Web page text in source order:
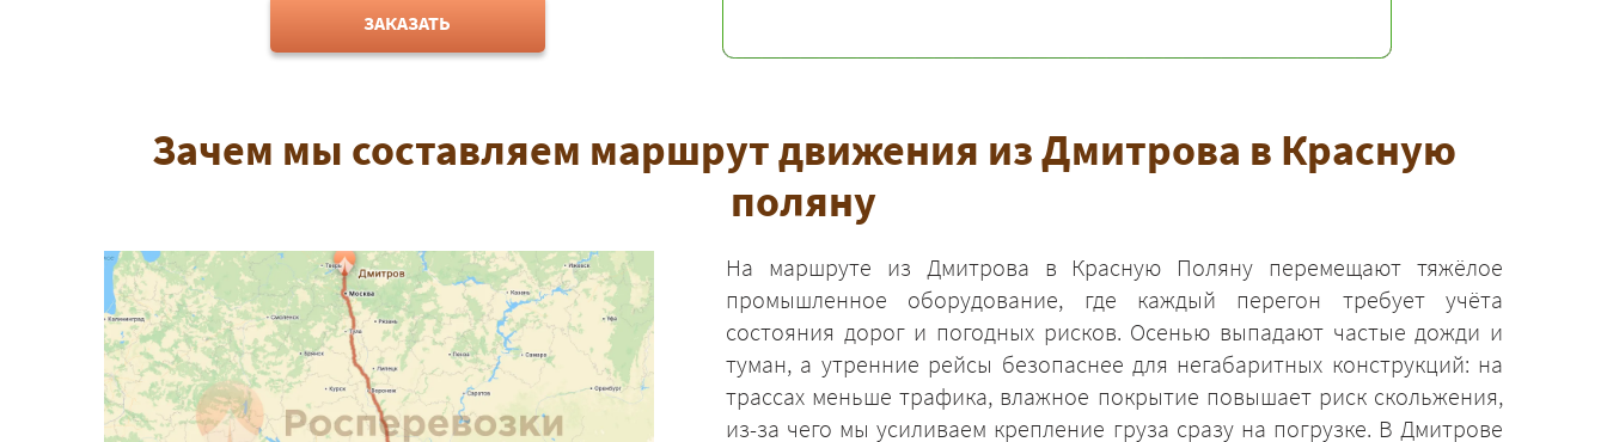
ЗАКАЗАТЬ
Зачем мы составляем маршрут движения из Дмитрова в Красную
поляну
На маршруте из Дмитрова в Красную Поляну перемещают тяжёлое
промышленное оборудование, где каждый перегон требует учёта
состояния дорог и погодных рисков. Осенью выпадают частые дожди и
туман, а утренние рейсы безопаснее для негабаритных конструкций: на
трассах меньше трафика, влажное покрытие повышает риск скольжения,
из-за чего мы усиливаем крепление груза сразу на погрузке. В Дмитрове